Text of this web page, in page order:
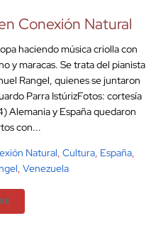
Conexión Natural
haciendo música criolla con
y maracas. Se trata del pianista
Rangel, quienes se juntaron
Parra IstúrizFotos: cortesía
Alemania y España quedaron
con...
Natural, Cultura, España,
, Venezuela